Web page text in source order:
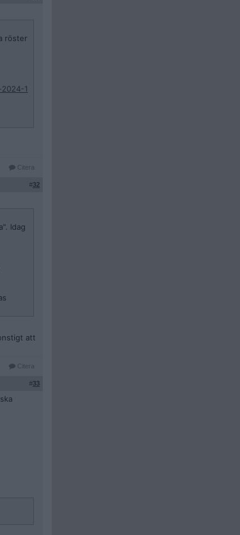
röster
1
Citera
#32
Idag
att
Citera
#33